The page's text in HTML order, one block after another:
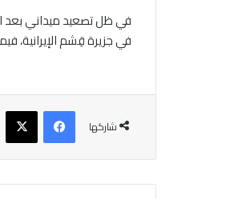
في ظل تصعيد ميداني بعد
في جزيرة قِشم الإيرانية،
شاركها
فيسبوك‫X